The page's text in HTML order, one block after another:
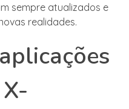
sempre atualizados e
realidades.